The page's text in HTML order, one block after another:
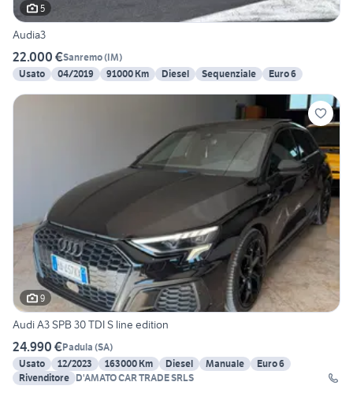
5
Audia3
22.000 €Sanremo(IM)
Usato
04/2019 91000 Km Diesel Sequenziale Euro 6
9
Audi A3 SPB 30 TDI S line edition
24.990 €Padula (SA)
Usato
12/2023 163000 Km Diesel Manuale
Euro 6
Rivenditore D'AMATO CAR TRADE SRLS